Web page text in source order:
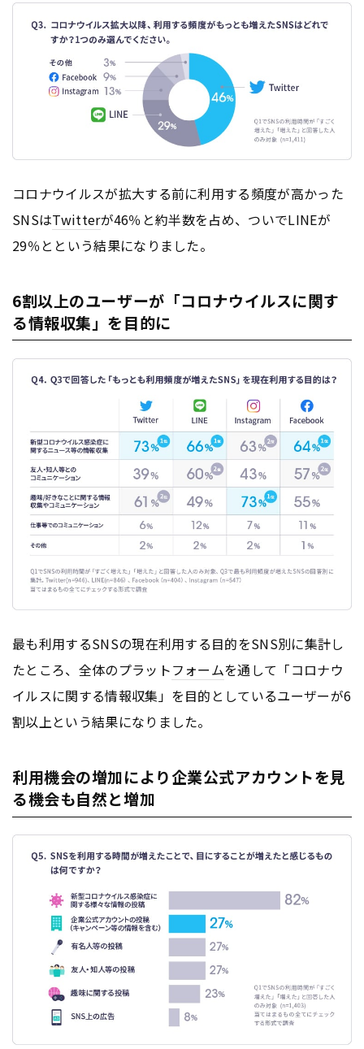
コロナウイルスが拡大する前に利用する頻度が高かった
SNSはTwitterが46％と約半数を占め、ついでLINEが
29％とという結果になりました。
6割以上のユーザーが「コロナウイルスに関す
る情報収集」を目的に
最も利用するSNSの現在利用する目的をSNS別に集計し
たところ、全体のプラットフォームを通して「コロナウ
イルスに関する情報収集」を目的としているユーザーが6
割以上という結果になりました。
利用機会の増加により企業公式アカウントを見
る機会も自然と増加